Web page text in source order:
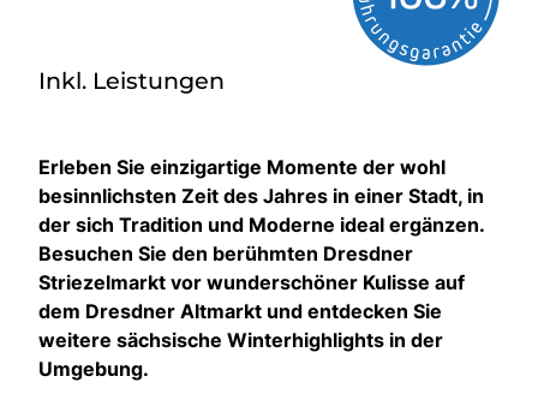
Inkl. Leistungen
Erleben Sie einzigartige Momente der wohl
besinnlichsten Zeit des Jahres in einer Stadt, in
der sich Tradition und Moderne ideal ergänzen.
Besuchen Sie den berühmten Dresdner
Striezelmarkt vor wunderschöner Kulisse auf
dem Dresdner Altmarkt und entdecken Sie
weitere sächsische Winterhighlights in der
Umgebung.